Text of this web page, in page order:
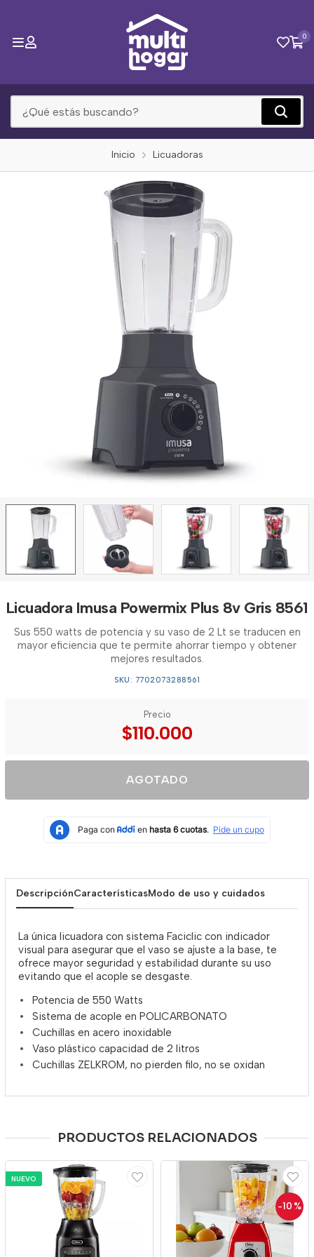
0
Inicio Licuadoras
Licuadora Imusa Powermix Plus 8v Gris 8561
Sus 550 watts de potencia y su vaso de 2 Lt se traducen en
mayor eficiencia que te permite ahorrar tiempo y obtener
mejores resultados.
SKU: 7702073288561
Precio
$110.000
AGOTADO
DescripciónCaracterísticasModo de uso y cuidados
La única licuadora con sistema Faciclic con indicador
visual para asegurar que el vaso se ajuste a la base, te
ofrece mayor seguridad y estabilidad durante su uso
evitando que el acople se desgaste.
Potencia de 550 Watts
Sistema de acople en POLICARBONATO
Cuchillas en acero inoxidable
Vaso plástico capacidad de 2 litros
Cuchillas ZELKROM, no pierden filo, no se oxidan
PRODUCTOS RELACIONADOS
NUEVO
-10 %